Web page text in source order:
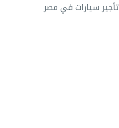
تأجير سيارات في مصر